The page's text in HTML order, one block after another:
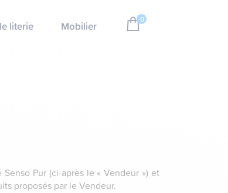
literie Mobilier 0
Pur (ci-après le « Vendeur ») et
proposés par le Vendeur.